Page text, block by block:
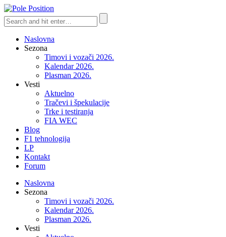
Naslovna
Sezona
Timovi i vozači 2026.
Kalendar 2026.
Plasman 2026.
Vesti
Aktuelno
Tračevi i špekulacije
Trke i testiranja
FIA WEC
Blog
F1 tehnologija
LP
Kontakt
Forum
Naslovna
Sezona
Timovi i vozači 2026.
Kalendar 2026.
Plasman 2026.
Vesti